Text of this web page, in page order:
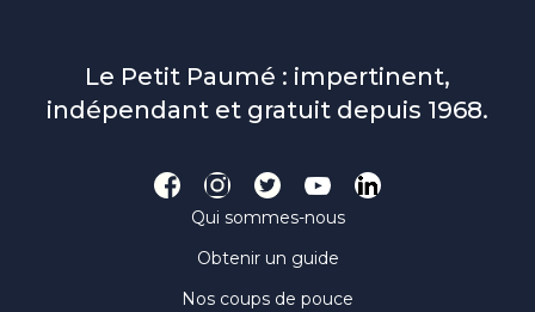
Le Petit Paumé : impertinent,
indépendant et gratuit depuis 1968.
Qui sommes-nous
Obtenir un guide
Nos coups de pouce